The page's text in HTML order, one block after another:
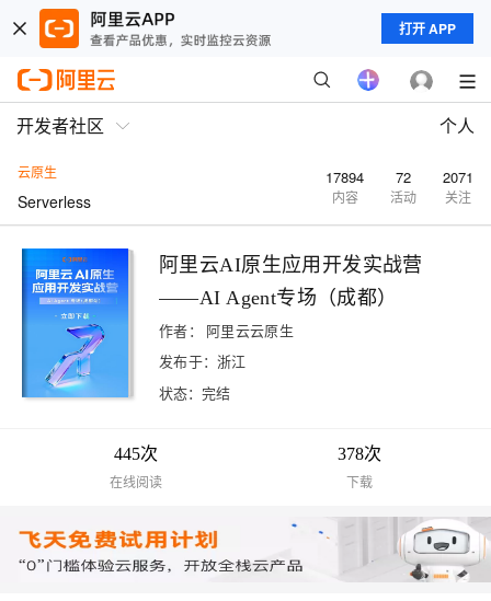
打开 APP
开发者社区 个人
云原生
Serverless
17894
内容
72
活动
2071
关注
阿里云AI原生应用开发实战营
——AI Agent专场（成都）
作者：
阿里云云原生
发布于：浙江
状态：完结
445次
在线阅读
378次
下载